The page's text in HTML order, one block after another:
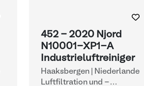
452 - 2020 Njord
N10001-XP1-A
Industrieluftreiniger
Haaksbergen | Niederlande
Luftfiltration und -